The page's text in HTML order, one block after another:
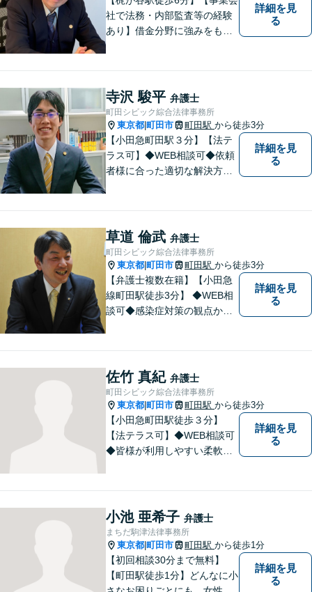
応が可能です。
社で法務・内部監査等の経験
あり】借金分野に強みをも
作りに尽力しています。【初
回無料相談】【東京・神奈川
エリア】
詳細を見
る
寺沢 駿平 弁護士
町田シビック綜合法律事務所
東京都 町田市 町田駅 から徒歩3分
【小田急町田駅３分】【法テ
ラス可】◆WEB相談可◆依頼
者様に合った適切な解決方法
ださい。
詳細を見
る
草道 倫武 弁護士
町田シビック綜合法律事務所
東京都 町田市 町田駅 から徒歩3分
【弁護士複数在籍】【小田急
線町田駅徒歩3分】 ◆WEB相
談可◆感染症対策の観点から
詳細を見
る
佐竹 真紀 弁護士
町田シビック綜合法律事務所
東京都 町田市 町田駅 から徒歩3分
【小田急町田駅徒歩３分】
【法テラス可】◆WEB相談可
◆皆様が利用しやすい柔軟な
す。まずはお気軽ご相談くだ
さい。
詳細を見
る
小池 亜希子 弁護士
まちだ駒津法律事務所
東京都 町田市 町田駅 から徒歩1分
【初回相談30分まで無料】
【町田駅徒歩1分】どんなに小
詳細を見
る